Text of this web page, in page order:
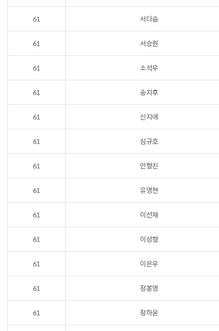
61 서다솜
61 서승원
61 소석우
61 송지후
61 신지애
61 심규호
61 안형진
61 유영현
61 이선재
61 이성형
61 이은우
61 정봉영
61 정하윤